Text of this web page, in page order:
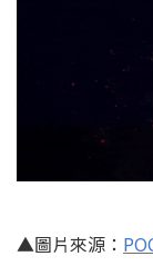
▲圖片來源：